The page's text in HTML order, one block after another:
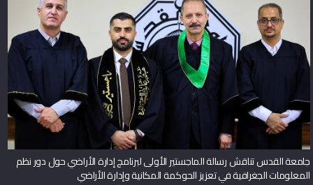
جامعة القدس تناقش رسالة الماجستير الأولى لبرنامج إدارة الأراضي حول دور نظم
المعلومات الجغرافية في تعزيز الحوكمة المكانية وإدارة الأراضي